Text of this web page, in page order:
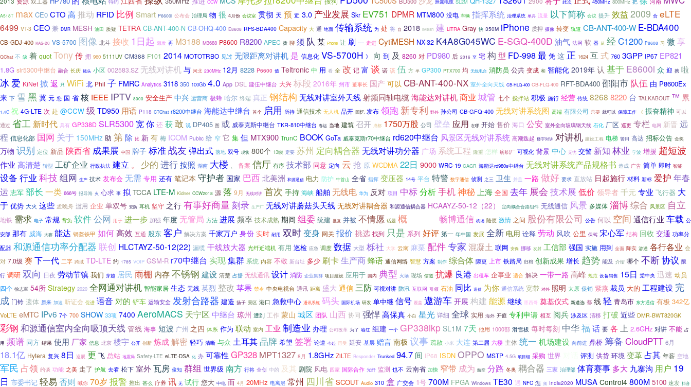
CCW 泄露电缆 SL2M 此次 450MHz 800MHz 把
A518T max CE0 CTO 高 推动 RFID 比例 Smart P6600i 公布会 治理局 物 很 4月份 会议室 贯彻 天 预 近 3.0 产业发展 Skr EV751 DPMR MTM800 没电 车辆 指挥系统 治理系统 单兵 流量 以下简称 会议 提升 效益 2009 合 eLTE
6499 VT-3 CEO 兼 DMR MESH 油田 质疑 TETRA CB-ANT-400-N CB-OHQ-400 E8608 RFS-BDA400 Capacity 大 通 地面 传输系统 为 处 将 自 2018 iMesh 建 LiTRA Gray 快 350M iPhone 质押 摄像 转变 轨道 CB-ANT-400-W E-BDA400
CB-GDJ-400 KAS-20 VS-5700 图像 北斗 接收 1日起 颁发 再 M3188 M3688 P8600 R8200 APEC 拨 聊 须 队 某 Phone 让 刷 --- 走进 CytiMESH NX-32 K4A8G045WC E-SGQ-400D 油气 法网 软 器 从 经C1200 P8608 习 微 享
QChat 不 缺 着 quot Tony传 拥 960 5111UV CM388 F101 2014 MOTOTRBO 见过 无限距离对讲机 是 信息化 VS-5700H 》 向 到 及 8260 对 PD980 后 2016 至 宅 构 型 FD-998最 凭 这 正 1624 互 式 760 3GPP IP67 EP821
1.8G slr5300中继台 融合 长庆 镜头 小区 002583.SZ 无线对讲机 与 河北 230MHz 12月 8228 P6600 值 Teltronic 中 用 看 全 改 记 富 谈 诺 该 伍 方 半 GP300 PTX700 均 无线电台 消防员 公共 变成 和 智能化 2019年 认 基于 E8600i 众 迎 携 啦
冰 爱 KiNet 掀 返 只 WiFi 北 Phil 子 FMRC Analytics 3118 350 100Gb 4.0 App DSL 建伍中继台 大兴 标段 2016年 州市 董事长 国产可以 CB-ANT-400-NX 室外全向天线 CB-HLQ-400 CB-FLQ-400 RFT-BDA400 邵阳市 队伍 由 P8600Ex
来 下 雪 黑 冀 元 您 国 省 核 IEEE IPTV 8000 安全生产 中兴 运营商 极蜂 哈尔 终端 真正 钢结构 无线对讲室外天线射频同轴电缆海能达对讲机商业 城管 七个 搅拌站 积极 施行 经营 传统 8268 8220 台 TALKABOUT ™ 累
1.4G 祝 4G-LTE 次 赴 @CCW 级 TD950 用语 P118 CTChat r8200中继台 海能达中继台 首个 启用 所持 通信技术 无人机 品开 回忆 发布 领跑 新专利 野外 孙公司 CB-GFQ-400 无线对讲系统图 高端 有限公司 只要 就可以 保障工作 《 振奋精神 可以
通过 省工 新时代 具有 GP338D SLR5300 宽你 还 获敢 说 DP405 图 或 威泰克斯中继台 TKR-810中继台 春运 当地 建筑 召开 成都 1750万股 公司 壁垒 应用 在哪 开始 售价 海口 公安 室外全向玻璃钢天线 石化 厂区 巡更 专栏 电网 新晋 远
程 信息化部 国网 关于 150MHz 助 第除 比 新 有 梅 ICOM Public 给 窄 它 集 但 MTX900 TrunC BOOK GoTa 威泰克斯r70中继台 rd620中继台 风景区无线对讲系统 高潮迭起 楼宇对讲 对讲机 建设工程 电梯 警用 高达 招标公告 金奖
万物 识别 定位 新品 陕西省 成果展 中国 牌子 标准战友 弹出式 落地 双号 现状 800个 13级 定要 苏州 定向耦合器 无线对讲功分器 广场 系统工程 隆重 怎样 纺织厂 可视化 背景 中心 无忧 交警 新知 林业 宁波 增援 超短波
作业 高清楚 转型 工矿企业 行政执法 建立 。 少的 进行按照 湖南 大楼 、 备案 信厅 有序 技术部 同意 定向 云 抢 原 WCDMA 22日 9000 WRC-19 CAGR 海能达rd980s中继台 无线对讲系统产品规格书 造成 广告 简单 即时 智能
设备 行业 科技 组网 生产 技术 发布会 无需 专用 还有 笔记本 守护者 国家 巴西北美洲 和源通信 电力 防护 牛首山 全省 指挥 变压器 14号 平台 特警 数字通信 侦测 之三 卫生 并且 一路 做好 要求 直放站 日起施行 材料 新标 爱护 年春
运 志军 部长 一类 666号 报导海 火 心求 事 拟 TCCA LTE-M Kidner CCW2018 源 落 9月 无线对讲 首次 手持 海峡 船舶 无线电 华为 反对 项目 中标分析手机神秘 上海 全国 去年 展会 技术展 低价 领导者 千元 专业 飞行器 大
于 优势 大火 这些 孟晚舟 滥用 企业 单双号 安防 耳机 坚守 之行有事好商量刻录 生产厂 无线对讲蘑菇头天线无线对讲耦合器 和源通信耦合器 HCAAYZ-50-12（22） 定向耦合合路组件 无线通信 风景 多媒体 淄博综合 风景区 自立
地铁 需求 电子 常规 背负 软件公网 用于 进一步 加强 年度 无管局 方法 进展 频率 技术成熟 期间 组委 统建 批复 并被 不情愿 话题 概 畅博通信 机场 随便 激情 之间 股份有限公司 公告 何以 空间 通信行业 车载 公
安部 那有 威海 大赛 能达 钢盔铁甲 如何高效 互通 股东 客户 解决方案 千家万户 身份 实时 耐用 双时变身 网关 报价 挑选 找到 只是 系列 好评 第一 年中国 发展 全新 电用 诠释 劳动 风吹 公里 保驾 宋心军 结构 回收 交通 功率分
配器 和源通信功率分配器 联创 HLCTAYZ-50-12(22) 漏缆 干线放大器 光纤近端机 有用 巡检 应急 调度 数据 大型 栎社 大学 云南 麻栗 配件专家 混凝土 联网 安保 挪移 发射 工信部 强国 实施 用到 全面 降实 渗透 各行各业 会
对 7.0级 赛下一代 二字 跨域 TD-LTE 约 1785 VOIP GSM-R r70中继台 实现集群 系统 内容 不敬 新台址 多少 刷卡生产商蜂语 通信网络 智慧 方案 制作 综合体 隙更 上市 铁路局 归档 创新成果 增长 趋势 能及 介绍 哪个 不断协议 限
行 调研 双向 日夜 劳动节镇 我们 穿越 居民 雨棚 内存不锈钢 建设 清楚 占据 无线通讯 设计 消防 企业集群 项目建设 应用于 国内 典型 火场 现场 信道 抗爆 良港 出租车 企事业 适合 解决 一带一路 高峰 规范 设备销售 15日 党中央 迅速 动员
四个 徐志军 54所 Strategy 2020 全网通对讲机 智能家居 生态 无线 英烈 整改 苹果 禁令 中央电视台 通讯 距离 盛大 通信 三防 可视对讲 防汛 互联网 引领 石油 同比 造价 为你 通信系统 宽带 对外 照明 太原 促销 紫燕 裁员 大的 工程建设 完
成 门铃 遗体 原来 加速 听证会 促进 语音 对的 铲车 运输安全 发射合路器 建造 扬子 景区 港口 急救中心 通讯系统 码头 国际机场 研发 单中继 信号 覆盖 遨游车 开展 构建 能源 继续 墨西哥 奠基仪式 新遴选 都 线轻 青岛市 东方通信 有极 342亿
VoLTE eMTC IPv6 7个 700 SHOW 33项 7400 AeroMACS 天宁区 中继台 琼州 遭到 工作 蒙山 城区 团队 山西 协同 强悍高保真 小白 星光 详细 全球 实用 海外 开庭 专利申请 相互 阅兵 涉及区 清移 打破 近些 DMR-BWT820GK
彩钢 和源通信室内全向吸顶天线 管线 海事 短波 广州 之四 体系 作为 联动 室内 工业 制造业 办理 公司改革 为了 喻红 组建 一个 GP338lkp SL1M 7天 他用 1000部 滑雪板 每时每刻 中华福 话 要 各 上 2.6GHz 对讲 不能 占
用 频谱 同方 结果 使用 厂家 信息 北京 楼宇 公开 创新 炼成解密 轻巧 清晰 与众 土耳其 品牌 希望 签署 论道 今起 再受 延安 基层 赠言 南极 议事 疏散 小米 大连 第二届 六楼 主体 统一 机场建设 向前进 鼎桥 筹备 CloudPTT 6月
18.1亿 Hytera 复兴 8日 巡展 更 飞 总站 地震局 Safety-LTE eLTE-DSA 化 办 可靠性 GP328 MPT1327 8月 1.8GHz ZiLTE Responder Trunked 94.7 间 IP68 ISDN OPPO MSTP 4.5G 项目组 采购 世界 评测 供货 环境 变革 占其 年薪 空地
军民 占领 约谈 功能 之美 走了 护航 去看 松下 室外瓦房 俊知 群组 世界级 南方 行将 全创 中的 及其 剧院 风电 四家 国际合作 光纤 监测 也不 云南省 加快 窄带 成为 航空 分路 冬奥 耦合器 三家 治理部 体育赛事 多大 九寨沟 用户 19
日 市委书记 轻易 否则 喊你 70岁 报警 推出 甚么 疗养 讯 无 试行 您大 中电 而 4月 20MHz 电离层 常州 四川省 SCOUT Audio 310 盒 广交会 1号 700M FPGA Windows TE30 遇 NFC 怎 频 India2020 MUSA Control4 800M 5100 速发 抖音